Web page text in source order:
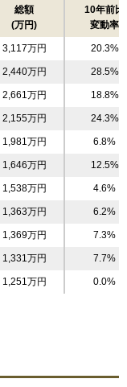
3,034万円 46.5%
4,160万円 32.6%
2,747万円 24.4%
3,549万円 29.1%
3,264万円 24.9%
2,323万円 25.9%
3,128万円 28.3%
2,573万円 27.8%
3,702万円 28.9%
3,105万円 28.3%
3,394万円 26.2%
4,134万円 36.8%
2,683万円 24.0%
3,130万円 19.2%
総額
(万円)
10年前比
変動率
3,117万円 20.3%
2,440万円 28.5%
2,661万円 18.8%
2,155万円 24.3%
1,981万円 6.8%
1,646万円 12.5%
1,538万円 4.6%
1,363万円 6.2%
1,369万円 7.3%
1,331万円 7.7%
1,251万円 0.0%